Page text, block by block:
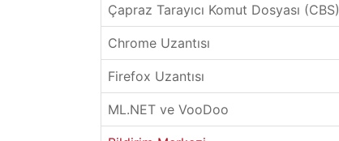
Çapraz Tarayıcı Komut Dosyası (CBS)
Chrome Uzantısı
Firefox Uzantısı
ML.NET ve VooDoo